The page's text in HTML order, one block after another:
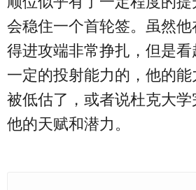
会稳住一个首轮签。虽然
得进攻端非常挣扎，但是
一定的投射能力的，他的
被低估了，或者说杜克大学
他的天赋和潜力。